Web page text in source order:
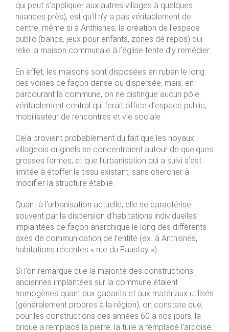
qui peut s’appliquer aux autres villages à quelques
nuances près), est qu’il n’y a pas véritablement de
centre, même si à Anthisnes, la création de l’espace
public (bancs, jeux pour enfants, zones de repos) qui
relie la maison communale à l’église tente d’y remédier.
En effet, les maisons sont disposées en ruban le long
des voiries de façon dense ou dispersée, mais, en
parcourant la commune, on ne distingue aucun pôle
véritablement central qui ferait office d’espace public,
mobilisateur de rencontres et vie sociale.
Cela provient probablement du fait que les noyaux
villageois originels se concentraient autour de quelques
grosses fermes, et que l’urbanisation qui a suivi s’est
limitée à étoffer le tissu existant, sans chercher à
modifier la structure établie.
Quant à l’urbanisation actuelle, elle se caractérise
souvent par la dispersion d’habitations individuelles
implantées de façon anarchique le long des différents
axes de communication de l’entité (ex. à Anthisnes,
habitations récentes « rue du Faustay »).
Si l’on remarque que la majorité des constructions
anciennes implantées sur la commune étaient
homogènes quant aux gabarits et aux matériaux utilisés
(généralement propres à la région), on constate que,
pour les constructions des années 60 à nos jours, la
brique a remplacé la pierre, la tuile a remplacé l’ardoise,